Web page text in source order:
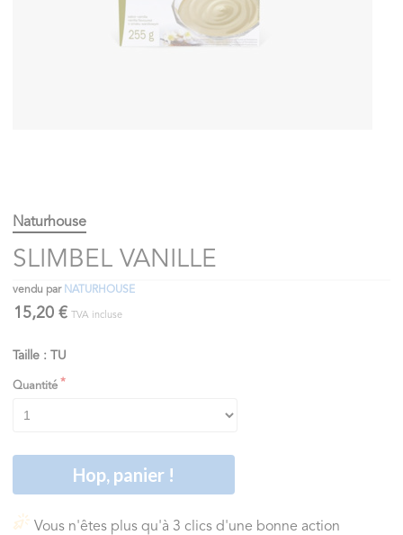
Naturhouse
SLIMBEL VANILLE
vendu par NATURHOUSE
15,20 € TVA incluse
Taille : TU
Quantité
Hop, panier !
Vous n'êtes plus qu'à 3 clics d'une bonne action